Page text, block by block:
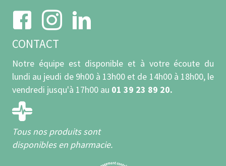
CONTACT
Notre équipe est disponible et à votre écoute du
lundi au jeudi de 9h00 à 13h00 et de 14h00 à 18h00, le
vendredi jusqu'à 17h00 au 01 39 23 89 20.
Tous nos produits sont
disponibles en pharmacie.